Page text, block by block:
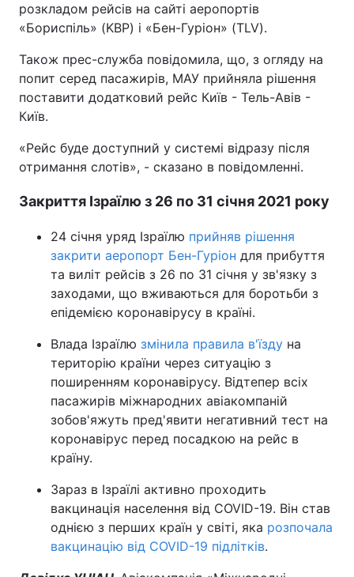
розкладом рейсів на сайті аеропортів
«Бориспіль» (KBP) і «Бен-Гуріон» (TLV).
Також прес-служба повідомила, що, з огляду на
попит серед пасажирів, МАУ прийняла рішення
поставити додатковий рейс Київ - Тель-Авів -
Київ.
«Рейс буде доступний у системі відразу після
отримання слотів», - сказано в повідомленні.
Закриття Ізраїлю з 26 по 31 січня 2021 року
24 січня уряд Ізраїлю прийняв рішення
закрити аеропорт Бен-Гуріон для прибуття
та виліт рейсів з 26 по 31 січня у зв'язку з
заходами, що вживаються для боротьби з
епідемією коронавірусу в країні.
Влада Ізраїлю змінила правила в'їзду на
територію країни через ситуацію з
поширенням коронавірусу. Відтепер всіх
пасажирів міжнародних авіакомпаній
зобов'яжуть пред'явити негативний тест на
коронавірус перед посадкою на рейс в
країну.
Зараз в Ізраїлі активно проходить
вакцинація населення від COVID-19. Він став
однією з перших країн у світі, яка розпочала
вакцинацію від COVID-19 підлітків.